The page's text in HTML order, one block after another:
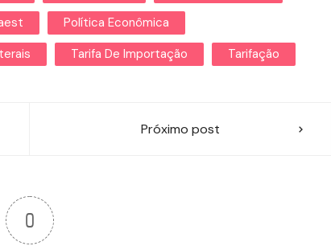
Política Econômica
Tarifa De Importação Tarifação
Próximo post
0